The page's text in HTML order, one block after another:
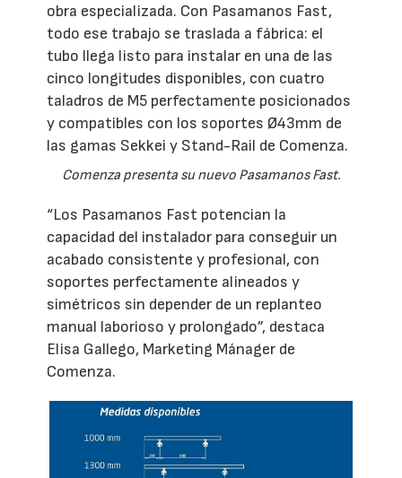
obra especializada. Con Pasamanos Fast,
todo ese trabajo se traslada a fábrica: el
tubo llega listo para instalar en una de las
cinco longitudes disponibles, con cuatro
taladros de M5 perfectamente posicionados
y compatibles con los soportes Ø43mm de
las gamas Sekkei y Stand-Rail de Comenza.
Comenza presenta su nuevo Pasamanos Fast.
“Los Pasamanos Fast potencian la
capacidad del instalador para conseguir un
acabado consistente y profesional, con
soportes perfectamente alineados y
simétricos sin depender de un replanteo
manual laborioso y prolongado”, destaca
Elisa Gallego, Marketing Mánager de
Comenza.